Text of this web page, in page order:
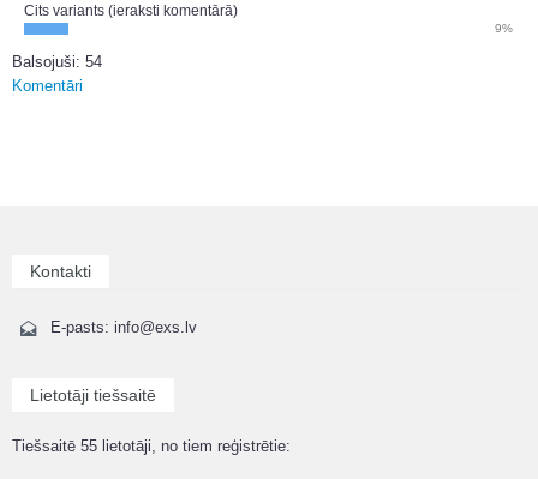
Cits variants (ieraksti komentārā)
9%
Balsojuši: 54
Komentāri
Kontakti
E-pasts: info@exs.lv
Lietotāji tiešsaitē
Tiešsaitē 55 lietotāji, no tiem reģistrētie: